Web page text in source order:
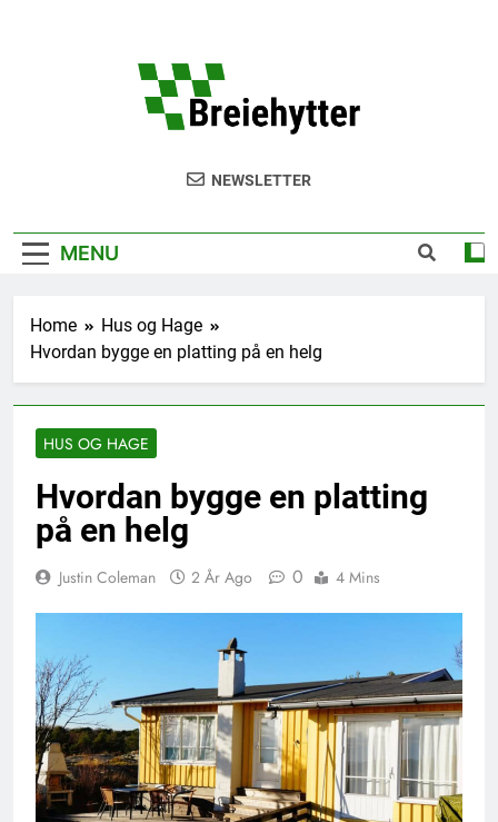
BreieNEWSLETTER
MENU
Home
Hus og Hage
Hvordan bygge en platting på en helg
HUS OG HAGE
Hvordan bygge en platting
på en helg
Justin Coleman 2 År Ago 0 4 Mins